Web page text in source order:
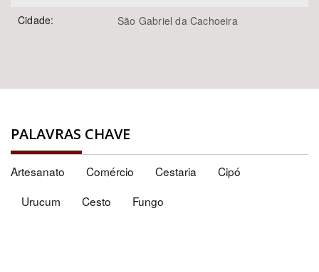
Cidade: São Gabriel da Cachoeira
PALAVRAS CHAVE
Artesanato Comércio Cestaria
Cipó
Urucum
Cesto Fungo